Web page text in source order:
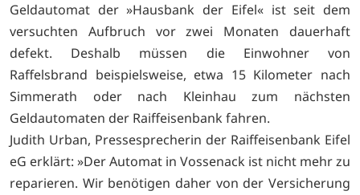
Geldautomat der »Hausbank der Eifel« ist seit dem
versuchten Aufbruch vor zwei Monaten dauerhaft
defekt. Deshalb müssen die Einwohner von
Raffelsbrand beispielsweise, etwa 15 Kilometer nach
Simmerath oder nach Kleinhau zum nächsten
Geldautomaten der Raiffeisenbank fahren.
Judith Urban, Pressesprecherin der Raiffeisenbank Eifel
eG erklärt: »Der Automat in Vossenack ist nicht mehr zu
reparieren. Wir benötigen daher von der Versicherung